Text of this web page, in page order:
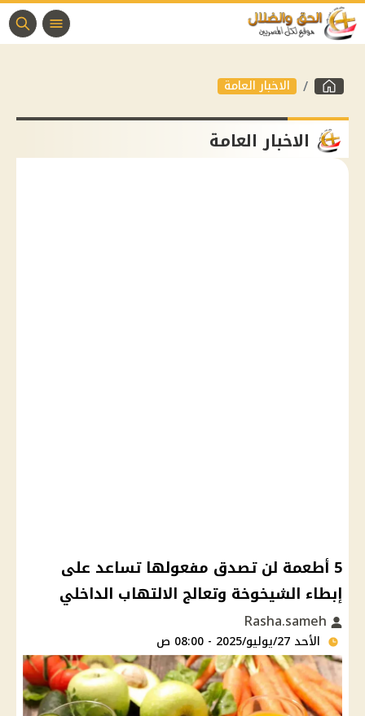
الاخبار العامة
الاخبار العامة
5 أطعمة لن تصدق مفعولها تساعد على
إبطاء الشيخوخة وتعالج الالتهاب الداخلي
الأحد 27/يوليو/2025 - 08:00 ص